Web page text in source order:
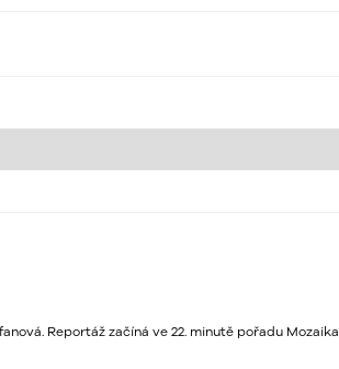
Reportáž začíná ve 22. minutě pořadu Mozaika.